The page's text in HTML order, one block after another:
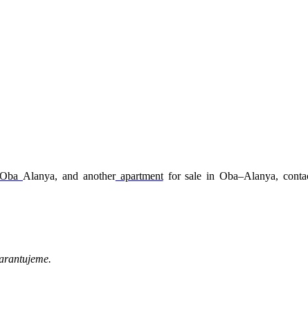
Alanya, and anotherapartmentfor sale in Oba–Alanya,